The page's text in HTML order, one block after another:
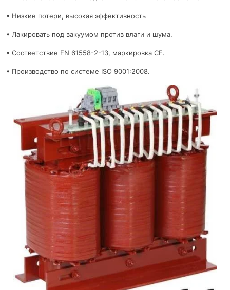
• Низкие потери, высокая эффективность
• Лакировать под вакуумом против влаги и шума.
• Соответствие EN 61558-2-13, маркировка CE.
• Производство по системе ISO 9001:2008.